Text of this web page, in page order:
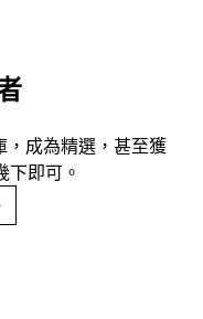
成為精選，甚至獲
下即可。